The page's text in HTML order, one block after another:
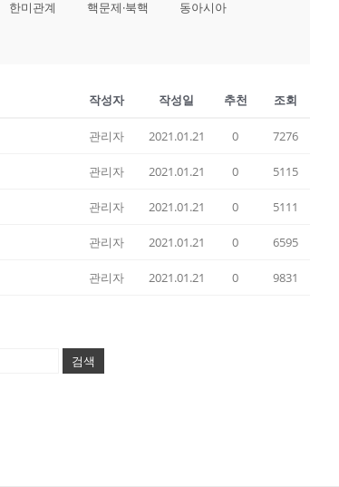
한미관계 핵문제·북핵 동아시아
작성자 작성일 추천 조회
관리자 2021.01.21 0 7276
관리자 2021.01.21 0 5115
관리자 2021.01.21 0 5111
관리자 2021.01.21 0 6595
관리자 2021.01.21 0 9831
검색